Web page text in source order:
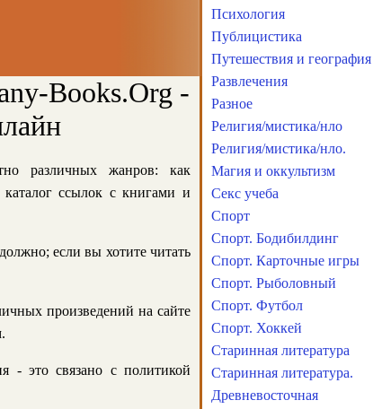
Books.Org -
различных жанров: как
каталог ссылок с книгами и
если вы хотите читать
произведений на сайте
- это связано с политикой
Психология
Публицистика
Путешествия и география
Развлечения
Разное
Религия/мистика/нло
Религия/мистика/нло.
Магия и оккультизм
Секс учеба
Спорт
Спорт. Бодибилдинг
Спорт. Карточные игры
Спорт. Рыболовный
Спорт. Футбол
Спорт. Хоккей
Старинная литература
Старинная литература.
Древневосточная